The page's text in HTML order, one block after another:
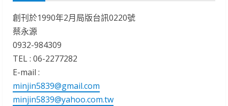
創刊於1990年2月局版台訊0220號
蔡永源
0932-984309
TEL : 06-2277282
E-mail :
minjin5839@gmail.com
minjin5839@yahoo.com.tw